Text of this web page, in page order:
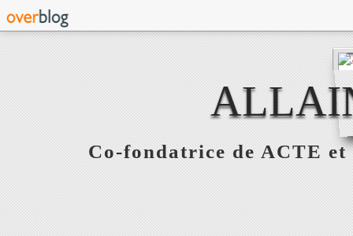
Co-fondatrice de ACTE